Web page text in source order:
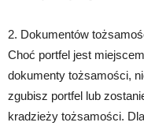
2. Dokumentów
Choć portfel jest
dokumenty tożsamości,
zgubisz portfel lub
kradzieży tożsamości.